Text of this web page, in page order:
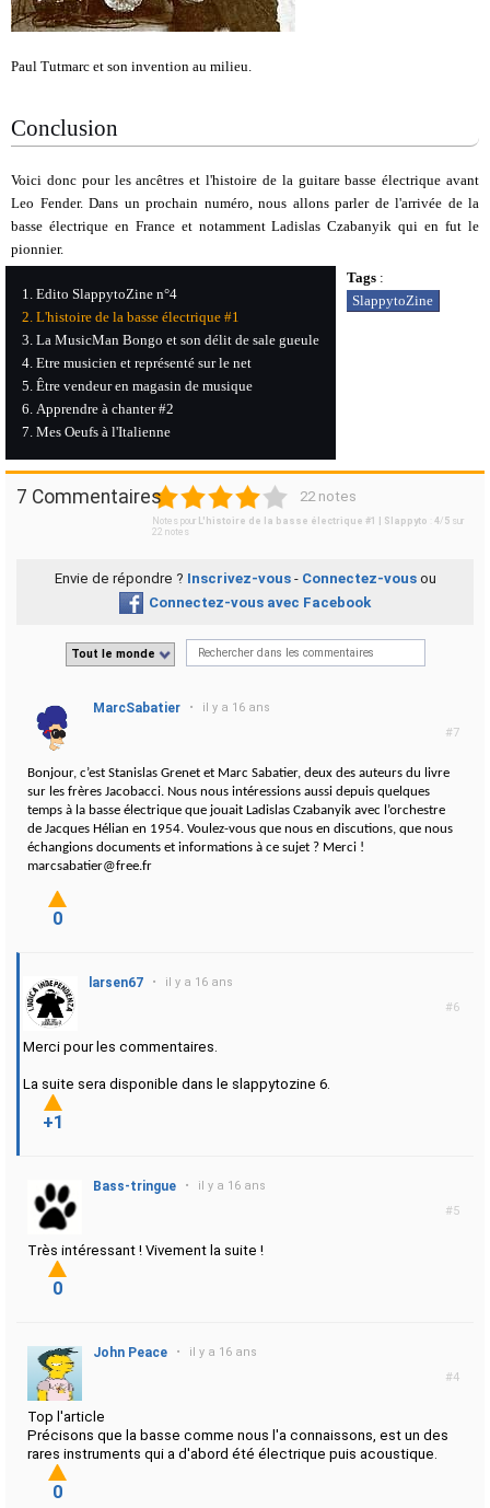
Paul Tutmarc et son invention au milieu.
Conclusion
Voici donc pour les ancêtres et l'histoire de la guitare basse électrique avant
Leo Fender. Dans un prochain numéro, nous allons parler de l'arrivée de la
basse électrique en France et notamment Ladislas Czabanyik qui en fut le
pionnier.
Edito SlappytoZine n°4
L'histoire de la basse électrique #1
La MusicMan Bongo et son délit de sale gueule
Etre musicien et représenté sur le net
Être vendeur en magasin de musique
Apprendre à chanter #2
Mes Oeufs à l'Italienne
Tags :
SlappytoZine
7 Commentaires
1 2 3 4 22 notes
Notes pour L'histoire de la basse électrique #1 | Slappyto 4/ 5 sur
22 notes
Envie de répondre ? Inscrivez-vous- Connectez-vousou
Connectez-vous avec Facebook
Tout le monde
#7
MarcSabatier • il y a 16 ans
Bonjour, c’est Stanislas Grenet et Marc Sabatier, deux des auteurs du livre
sur les frères Jacobacci. Nous nous intéressions aussi depuis quelques
temps à la basse électrique que jouait Ladislas Czabanyik avec l’orchestre
de Jacques Hélian en 1954. Voulez-vous que nous en discutions, que nous
échangions documents et informations à ce sujet ? Merci !
marcsabatier@free.fr
0
#6
larsen67 • il y a 16 ans
Merci pour les commentaires.
La suite sera disponible dans le slappytozine 6.
+1
#5
Bass-tringue • il y a 16 ans
Très intéressant ! Vivement la suite !
0
#4
John Peace • il y a 16 ans
Top l'article
Précisons que la basse comme nous l'a connaissons, est un des
rares instruments qui a d'abord été électrique puis acoustique.
0